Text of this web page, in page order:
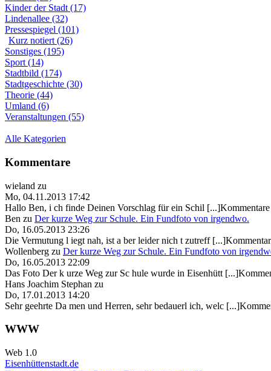
Kinder der Stadt (17)
Lindenallee (32)
Pressespiegel (101)
Kurz notiert (26)
Sonstiges (195)
Sport (14)
Stadtbild (174)
Stadtgeschichte (30)
Theorie (44)
Umland (6)
Veranstaltungen (55)
Alle Kategorien
Kommentare
wieland zu
Mo, 04.11.2013 17:42
Hallo Ben, i ch finde Deinen Vorschlag für ein Schil
Ben zu Der kurze Weg zur Schule. Ein Fundfoto von irgendwo.
Do, 16.05.2013 23:26
Die Vermutung l iegt nah, ist a ber leider nich t zutreff
Wollenberg zu Der kurze Weg zur Schule. Ein Fundfoto von
Do, 16.05.2013 22:09
Das Foto Der k urze Weg zur Sc hule wurde in Eisenhütt
Hans Joachim Stephan zu
Do, 17.01.2013 14:20
Sehr geehrte Da men und Herren, sehr bedauerl ich, welc
WWW
Web 1.0
Eisenhüttenstadt.de